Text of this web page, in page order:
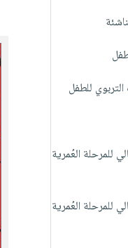
للطفل
للمرحلة العُمرية
للمرحلة العُمرية